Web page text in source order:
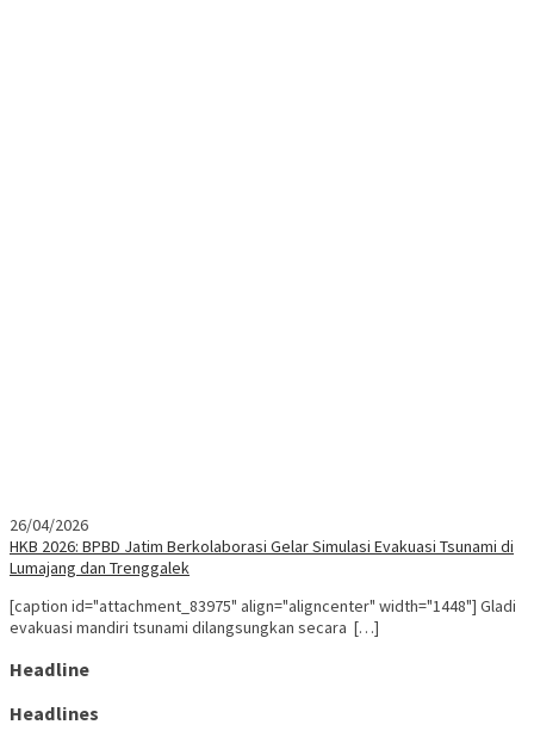
26/04/2026
HKB 2026: BPBD Jatim Berkolaborasi Gelar Simulasi Evakuasi Tsunami di
Lumajang dan Trenggalek
[caption id="attachment_83975" align="aligncenter" width="1448"] Gladi
evakuasi mandiri tsunami dilangsungkan secara […]
Headline
Headlines